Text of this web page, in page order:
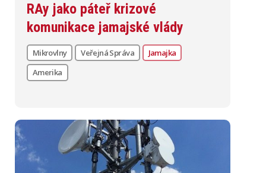
RAy jako páteř krizové
komunikace jamajské vlády
Mikrovlny Veřejná Správa
Jamajka
Amerika